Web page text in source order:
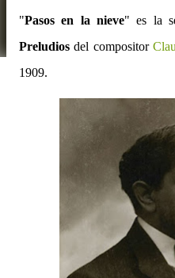
"Pasos en la nieve" es la
Preludios del compositor
1909.